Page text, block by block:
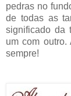
pedras no
de todas as
significado da
um com
sempre!